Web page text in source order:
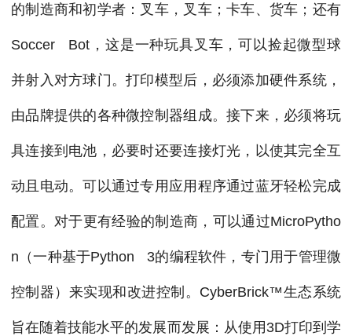
的制造商和初学者：叉车，叉车；卡车、货车；还有
Soccer Bot，这是一种玩具叉车，可以捡起微型球
并射入对方球门。打印模型后，必须添加硬件系统，
由品牌提供的各种微控制器组成。接下来，必须将玩
具连接到电池，必要时还要连接灯光，以使其完全互
动且电动。可以通过专用应用程序通过蓝牙轻松完成
配置。对于更有经验的制造商，可以通过MicroPytho
n（一种基于Python 3的编程软件，专门用于管理微
控制器）来实现和改进控制。CyberBrick™生态系统
旨在随着技能水平的发展而发展：从使用3D打印到学